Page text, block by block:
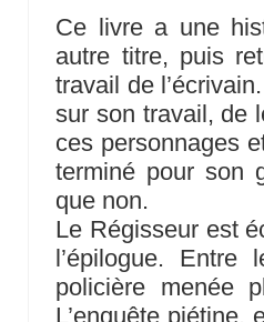
Ce livre a une
autre titre, puis
travail de
sur son travail, de
ces personnages
terminé pour son
que non.
Le Régisseur est
l’épilogue. Entre
policière menée
L’enquête piétine,